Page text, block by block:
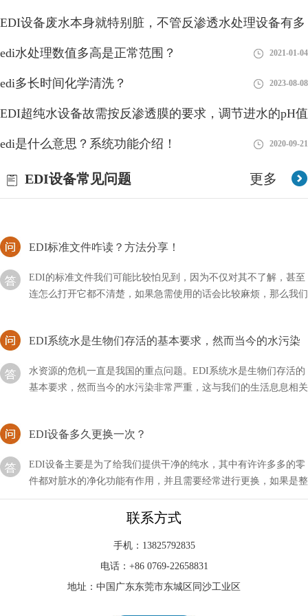
EDI设备废水本身就特别脏，不管反渗透水处理设备有多
好 2018-08-28
edi水处理数值多高是正常范围？ 2021-01-04
edi多长时间化学清洗？ 2023-08-08
EDI超纯水设备故需按反渗透膜的要求，调节进水的pH值
2018-08-27
edi是什么意思？系统功能介绍！ 2020-09-21
更多
EDI设备常见问题
们的经营会有非常大的帮助，不过我们在具体过程中不知道EDI许
可证办理需要多长时间？
edi由哪些部分组成？
于生产高纯度水，通常用于实验室、制药、电子、电力和半导体制
造等领域。EDI系统利用电化学过程将离子从水中去除
连怎么打开它都不清楚，如果急需使用的话会比较麻烦，那么我们
应该咱读这类文件呢？
非常严重
基本要求，然而当今的水污染非常严重，这与我们的生活息息相关
件都对脏水的净化功能有作用，并且需要经常进行更换，如果是整
套设备多久更换一次？
我们在使用或购买EDI设备时，非常关注的一个点就是它的参数和
设备的功率有多大呢？
联系方式
手机：13825792835
电话：+86 0769-22658831
地址：中国广东东莞市东城区同沙工业区